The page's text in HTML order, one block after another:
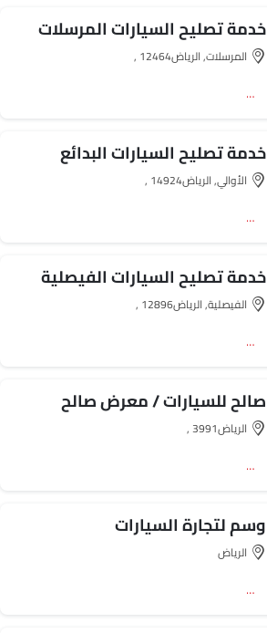
خدمة تصليح السيارات المرسلات
المرسلات, الرياض‎, 12464
اتجاه
خدمة تصليح السيارات البدائع
الأوالي, الرياض‎, 14924
اتجاه
خدمة تصليح السيارات الفيصلية
الفيصلية, الرياض‎, 12896
اتجاه
صالح للسيارات / معرض صالح
الرياض‎, 3991
اتجاه
وسم لتجارة السيارات
الرياض‎
اتجاه